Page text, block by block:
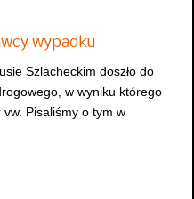
wypadku
Szlacheckim doszło do
w wyniku którego
Pisaliśmy o tym w